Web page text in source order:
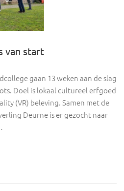
van start
gaan 13 weken aan de slag
Doel is lokaal cultureel erfgoed
(VR) beleving. Samen met de
Deurne is er gezocht naar